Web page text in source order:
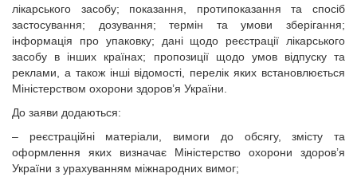
лікарського засобу; показання, протипоказання та спосіб
застосування; дозування; термін та умови зберігання;
інформація про упаковку; дані щодо реєстрації лікарського
засобу в інших країнах; пропозиції щодо умов відпуску та
реклами, а також інші відомості, перелік яких встановлюється
Міністерством охорони здоров’я України.
До заяви додаються:
– реєстраційні матеріали, вимоги до обсягу, змісту та
оформлення яких визначає Міністерство охорони здоров’я
України з урахуванням міжнародних вимог;